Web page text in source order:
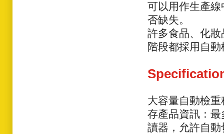
可以用作生產
否缺失。
許多食品、化
階段都採用自
大容量自動檢
存產品資訊：
讀器，允許自